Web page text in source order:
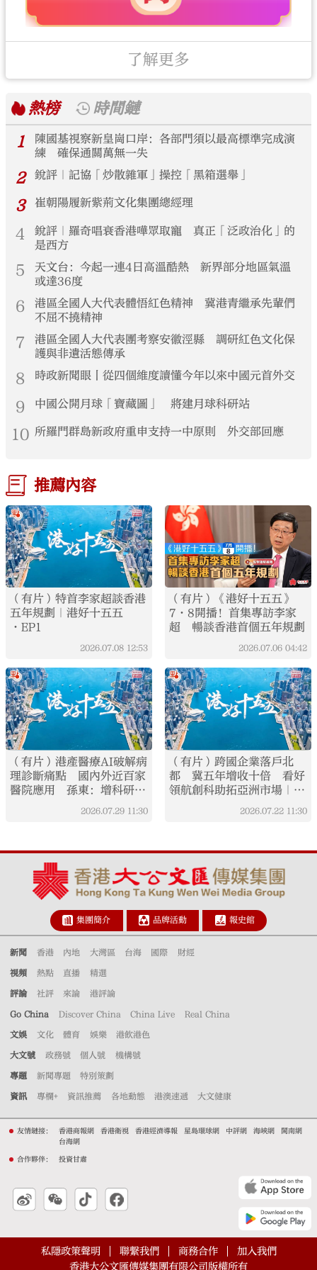
了解更多
熱榜
時間鏈
1
陳國基視察新皇崗口岸：各部門須以最高標準完成演
練 確保通關萬無一失
2 銳評｜記協「炒散雜軍」操控「黑箱選舉」
3 崔朝陽履新紫荊文化集團總經理
4
銳評｜羅奇唱衰香港嘩眾取寵 真正「泛政治化」的
是西方
5
天文台：今起一連4日高溫酷熱 新界部分地區氣溫
或達36度
6
港區全國人大代表體悟紅色精神 冀港青繼承先輩們
不屈不撓精神
7
港區全國人大代表團考察安徽涇縣 調研紅色文化保
護與非遺活態傳承
8 時政新聞眼丨從四個維度讀懂今年以來中國元首外交
9 中國公開月球「寶藏圖」 將建月球科研站
10 所羅門群島新政府重申支持一中原則 外交部回應
推薦內容
（有片）特首李家超談香港
五年規劃｜港好十五五
·EP1
2026.07.08 12:53
（有片）《港好十五五》
7·8開播！首集專訪李家
超 暢談香港首個五年規劃
2026.07.06 04:42
（有片）港產醫療AI破解病
理診斷痛點 國內外近百家
醫院應用 孫東：增科研實
2026.07.29 11:30
（有片）跨國企業落戶北
都 冀五年增收十倍 看好
領航創科助拓亞洲市場｜港
2026.07.22 11:30
集團簡介 品牌活動 報史館
新聞 香港 內地 大灣區 台海 國際 財經
視頻 熱點 直播 精選
評論 社評 來論 港評論
Go China Discover China China Live Real China
文娛 文化 體育 娛樂 港飲港色
大文號 政務號 個人號 機構號
專題 新聞專題 特別策劃
資訊 專欄+ 資訊推薦 各地動態 港澳速遞 大文健康
友情鏈接： 香港商報網 香港衛視 香港經濟導報 星島環球網 中評網 海峽網
閩南網
台海網
合作夥伴： 投資甘肅
私隱政策聲明 聯繫我們 商務合作
加入我們
香港大公文匯傳媒集團有限公司版權所有